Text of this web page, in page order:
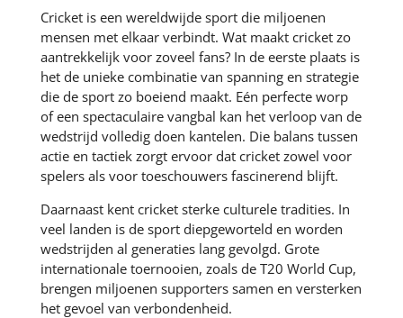
Cricket is een wereldwijde sport die miljoenen
mensen met elkaar verbindt. Wat maakt cricket zo
aantrekkelijk voor zoveel fans? In de eerste plaats is
het de unieke combinatie van spanning en strategie
die de sport zo boeiend maakt. Eén perfecte worp
of een spectaculaire vangbal kan het verloop van de
wedstrijd volledig doen kantelen. Die balans tussen
actie en tactiek zorgt ervoor dat cricket zowel voor
spelers als voor toeschouwers fascinerend blijft.
Daarnaast kent cricket sterke culturele tradities. In
veel landen is de sport diepgeworteld en worden
wedstrijden al generaties lang gevolgd. Grote
internationale toernooien, zoals de T20 World Cup,
brengen miljoenen supporters samen en versterken
het gevoel van verbondenheid.